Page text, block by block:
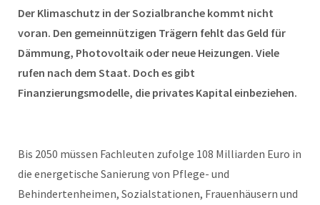
Der Klimaschutz in der Sozialbranche kommt nicht
voran. Den gemeinnützigen Trägern fehlt das Geld für
Dämmung, Photovoltaik oder neue Heizungen. Viele
rufen nach dem Staat. Doch es gibt
Finanzierungsmodelle, die privates Kapital einbeziehen.
Bis 2050 müssen Fachleuten zufolge 108 Milliarden Euro in
die energetische Sanierung von Pflege- und
Behindertenheimen, Sozialstationen, Frauenhäusern und